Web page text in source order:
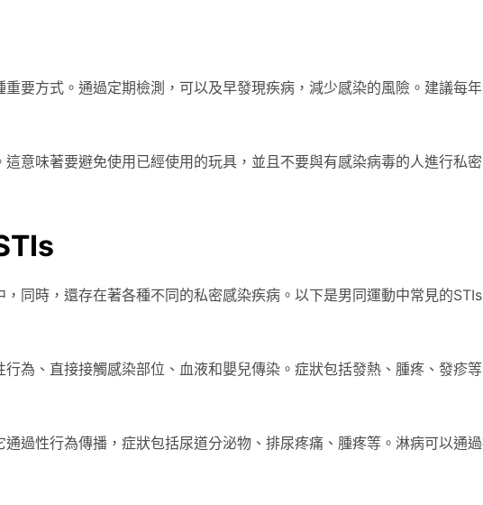
要方式。通過定期檢測，可以及早發現疾病，減少感染的風險。建議每
意味著要避免使用已經使用的玩具，並且不要與有感染病毒的人進行私
同時，還存在著各種不同的私密感染疾病。以下是男同運動中常見的STIs
為、直接接觸感染部位、血液和嬰兒傳染。症狀包括發熱、腫疼、發疹
過性行為傳播，症狀包括尿道分泌物、排尿疼痛、腫疼等。淋病可以通